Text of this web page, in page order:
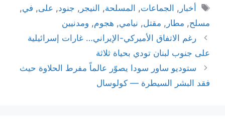
الوسوم
أخبار , الجماعات, المسلحة, النيجر , جنود, على, في,
مسلح, مطار , مقتل, نيامي, هجوم, ومدنيين
رغم الاتفاق الأميركي-الإيراني… غارات إسرائيلية
على جنوب لبنان تودي بحياة ثلاثة
ستوديو ساور سودا يصوّر عالماً مفرط الحلاوة حيث
فقد البشر السيطرة — كولوسال